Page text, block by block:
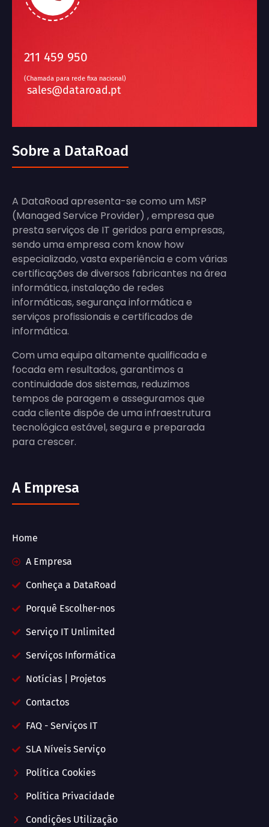
211 459 950
(Chamada para rede fixa nacional)
sales@dataroad.pt
Sobre a DataRoad
A DataRoad apresenta-se como um MSP
(Managed Service Provider) , empresa que
presta serviços de IT geridos para empresas,
sendo uma empresa com know how
especializado, vasta experiência e com várias
certificações de diversos fabricantes na área
informática, instalação de redes
informáticas, segurança informática e
serviços profissionais e certificados de
informática.
Com uma equipa altamente qualificada e
focada em resultados, garantimos a
continuidade dos sistemas, reduzimos
tempos de paragem e asseguramos que
cada cliente dispõe de uma infraestrutura
tecnológica estável, segura e preparada
para crescer.
A Empresa
Home
A Empresa
Conheça a DataRoad
Porquê Escolher-nos
Serviço IT Unlimited
Serviços Informática
Notícias | Projetos
Contactos
FAQ - Serviços IT
SLA Níveis Serviço
Política Cookies
Política Privacidade
Condições Utilização